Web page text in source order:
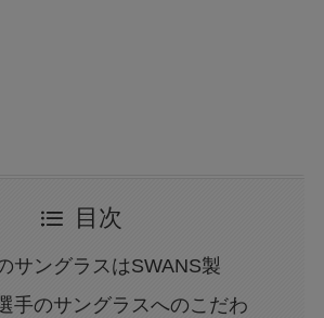
目次
サングラスはSWANS製
手のサングラスへのこだわ